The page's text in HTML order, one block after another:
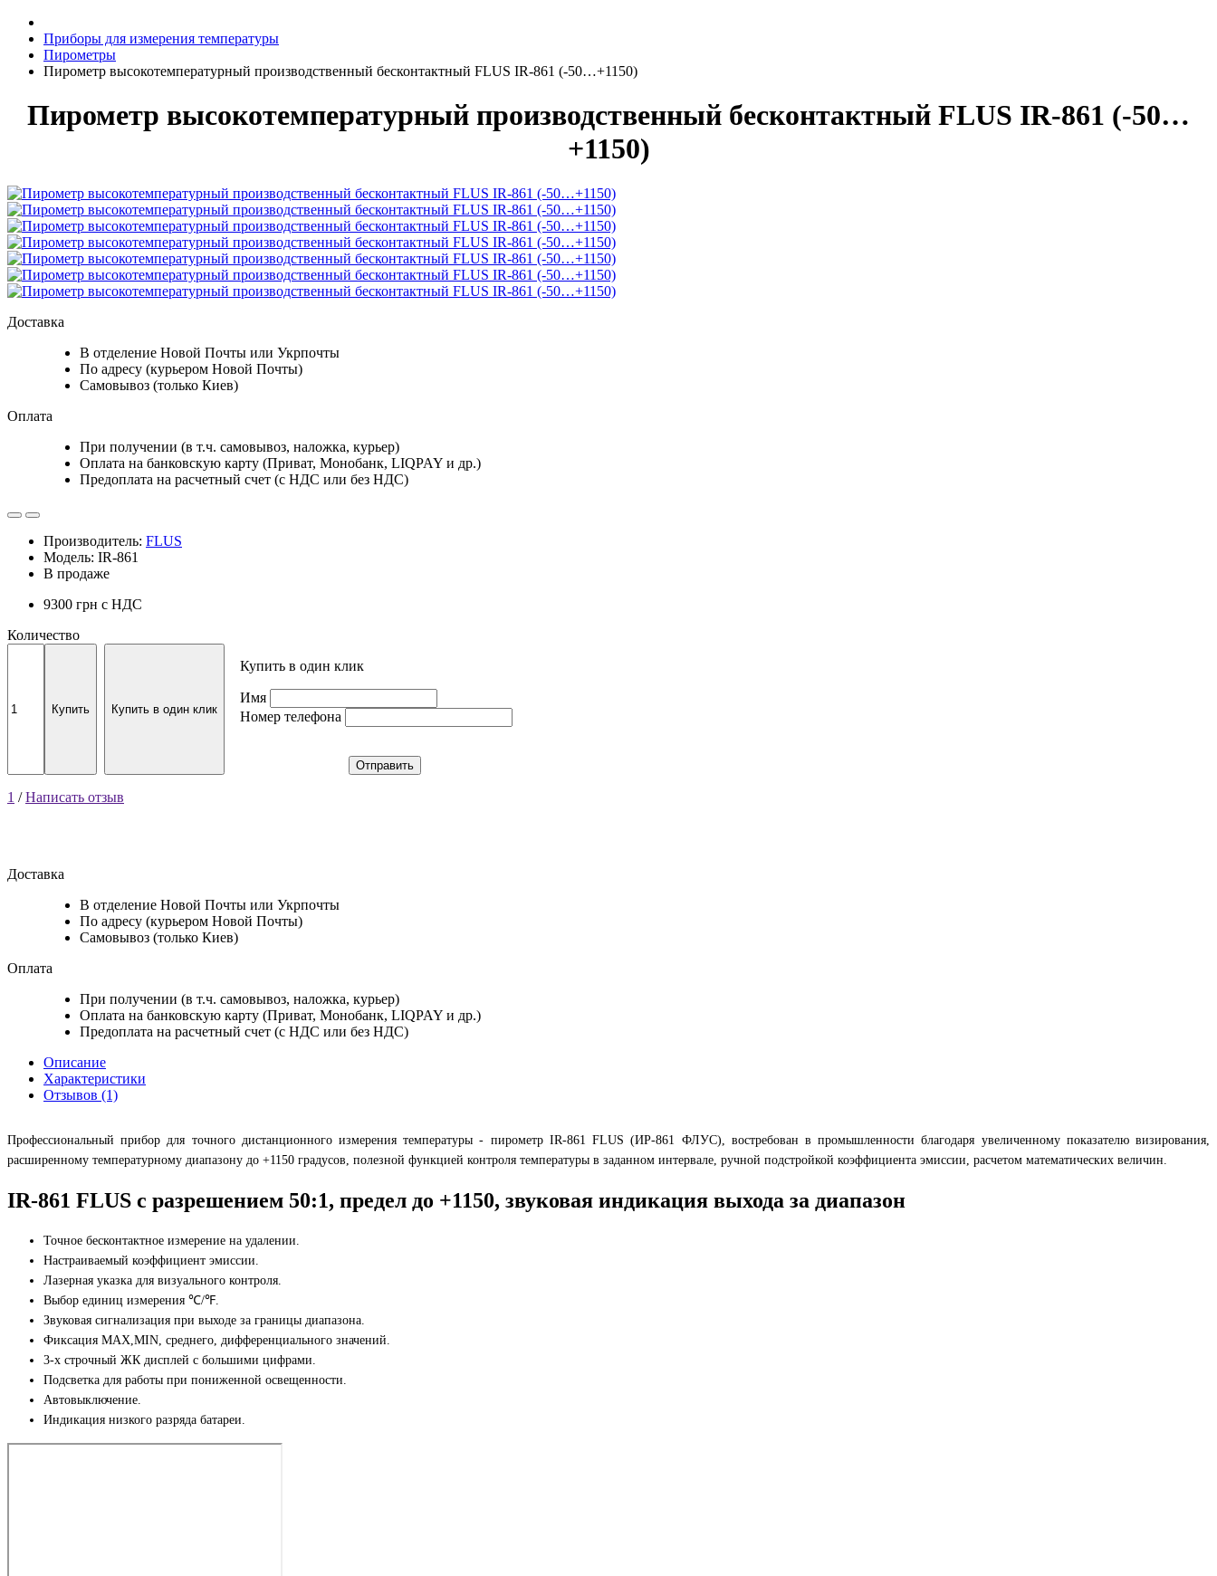
Приборы для измерения температуры
Пирометры
Пирометр высокотемпературный производственный бесконтактный FLUS IR-861 (-50…+1150)
Пирометр высокотемпературный производственный бесконтактный FLUS IR-861 (-50…
+1150)
Доставка
В отделение Новой Почты или Укрпочты
По адресу (курьером Новой Почты)
Самовывоз (только Киев)
Оплата
При получении (в т.ч. самовывоз, наложка, курьер)
Оплата на банковскую карту (Приват, Монобанк, LIQPAY и др.)
Предоплата на расчетный счет (с НДС или без НДС)
Производитель: FLUS
Модель: IR-861
В продаже
9300 грн с НДС
Количество
Купить Купить в один клик
Купить в один клик
Имя
Номер телефона
Отправить
1 /Написать отзыв
Доставка
В отделение Новой Почты или Укрпочты
По адресу (курьером Новой Почты)
Самовывоз (только Киев)
Оплата
При получении (в т.ч. самовывоз, наложка, курьер)
Оплата на банковскую карту (Приват, Монобанк, LIQPAY и др.)
Предоплата на расчетный счет (с НДС или без НДС)
Описание
Характеристики
Отзывов (1)
Профессиональный прибор для точного дистанционного измерения температуры - пирометр IR-861 FLUS (ИР-861 ФЛУС), востребован в промышленности благодаря увеличенному показателю визирования,
расширенному температурному диапазону до +1150 градусов, полезной функцией контроля температуры в заданном интервале, ручной подстройкой коэффициента эмиссии, расчетом математических величин.
IR-861 FLUS с разрешением 50:1, предел до +1150, звуковая индикация выхода за диапазон
Точное бесконтактное измерение на удалении.
Настраиваемый коэффициент эмиссии.
Лазерная указка для визуального контроля.
Выбор единиц измерения ℃/℉.
Звуковая сигнализация при выходе за границы диапазона.
Фиксация MAX,MIN, среднего, дифференциального значений.
3-х строчный ЖК дисплей с большими цифрами.
Подсветка для работы при пониженной освещенности.
Автовыключение.
Индикация низкого разряда батареи.